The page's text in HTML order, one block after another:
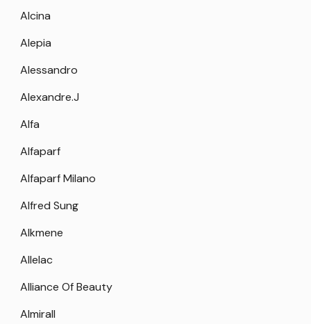
Alcina
Alepia
Alessandro
Alexandre.J
Alfa
Alfaparf
Alfaparf Milano
Alfred Sung
Alkmene
Allelac
Alliance Of Beauty
Almirall